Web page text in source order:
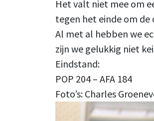
Het valt niet mee om
tegen het einde om
Al met al hebben we
zijn we gelukkig niet
Eindstand:
POP 204 – AFA 184
Foto’s: ​Charles